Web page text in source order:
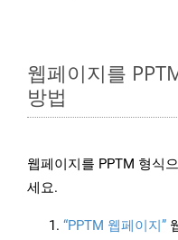
웹페이지를
방법
웹페이지를 PPTM 형식
세요.
“PPTM 웹페이지”